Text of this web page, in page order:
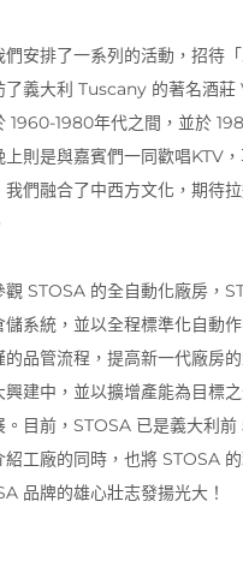
安排了一系列的活動，招待
了義大利 Tuscany 的著名酒莊
1960-1980年代之間，並於
則是與嘉賓們一同歡唱KTV
們融合了中西方文化，期待
觀 STOSA 的全自動化廠房，
系統，並以全程標準化自動
品管流程，提高新一代廠房的
建中，並以擴增產能為目標
目前，STOSA 已是義大利前
工廠的同時，也將 STOSA
品牌的雄心壯志發揚光大！